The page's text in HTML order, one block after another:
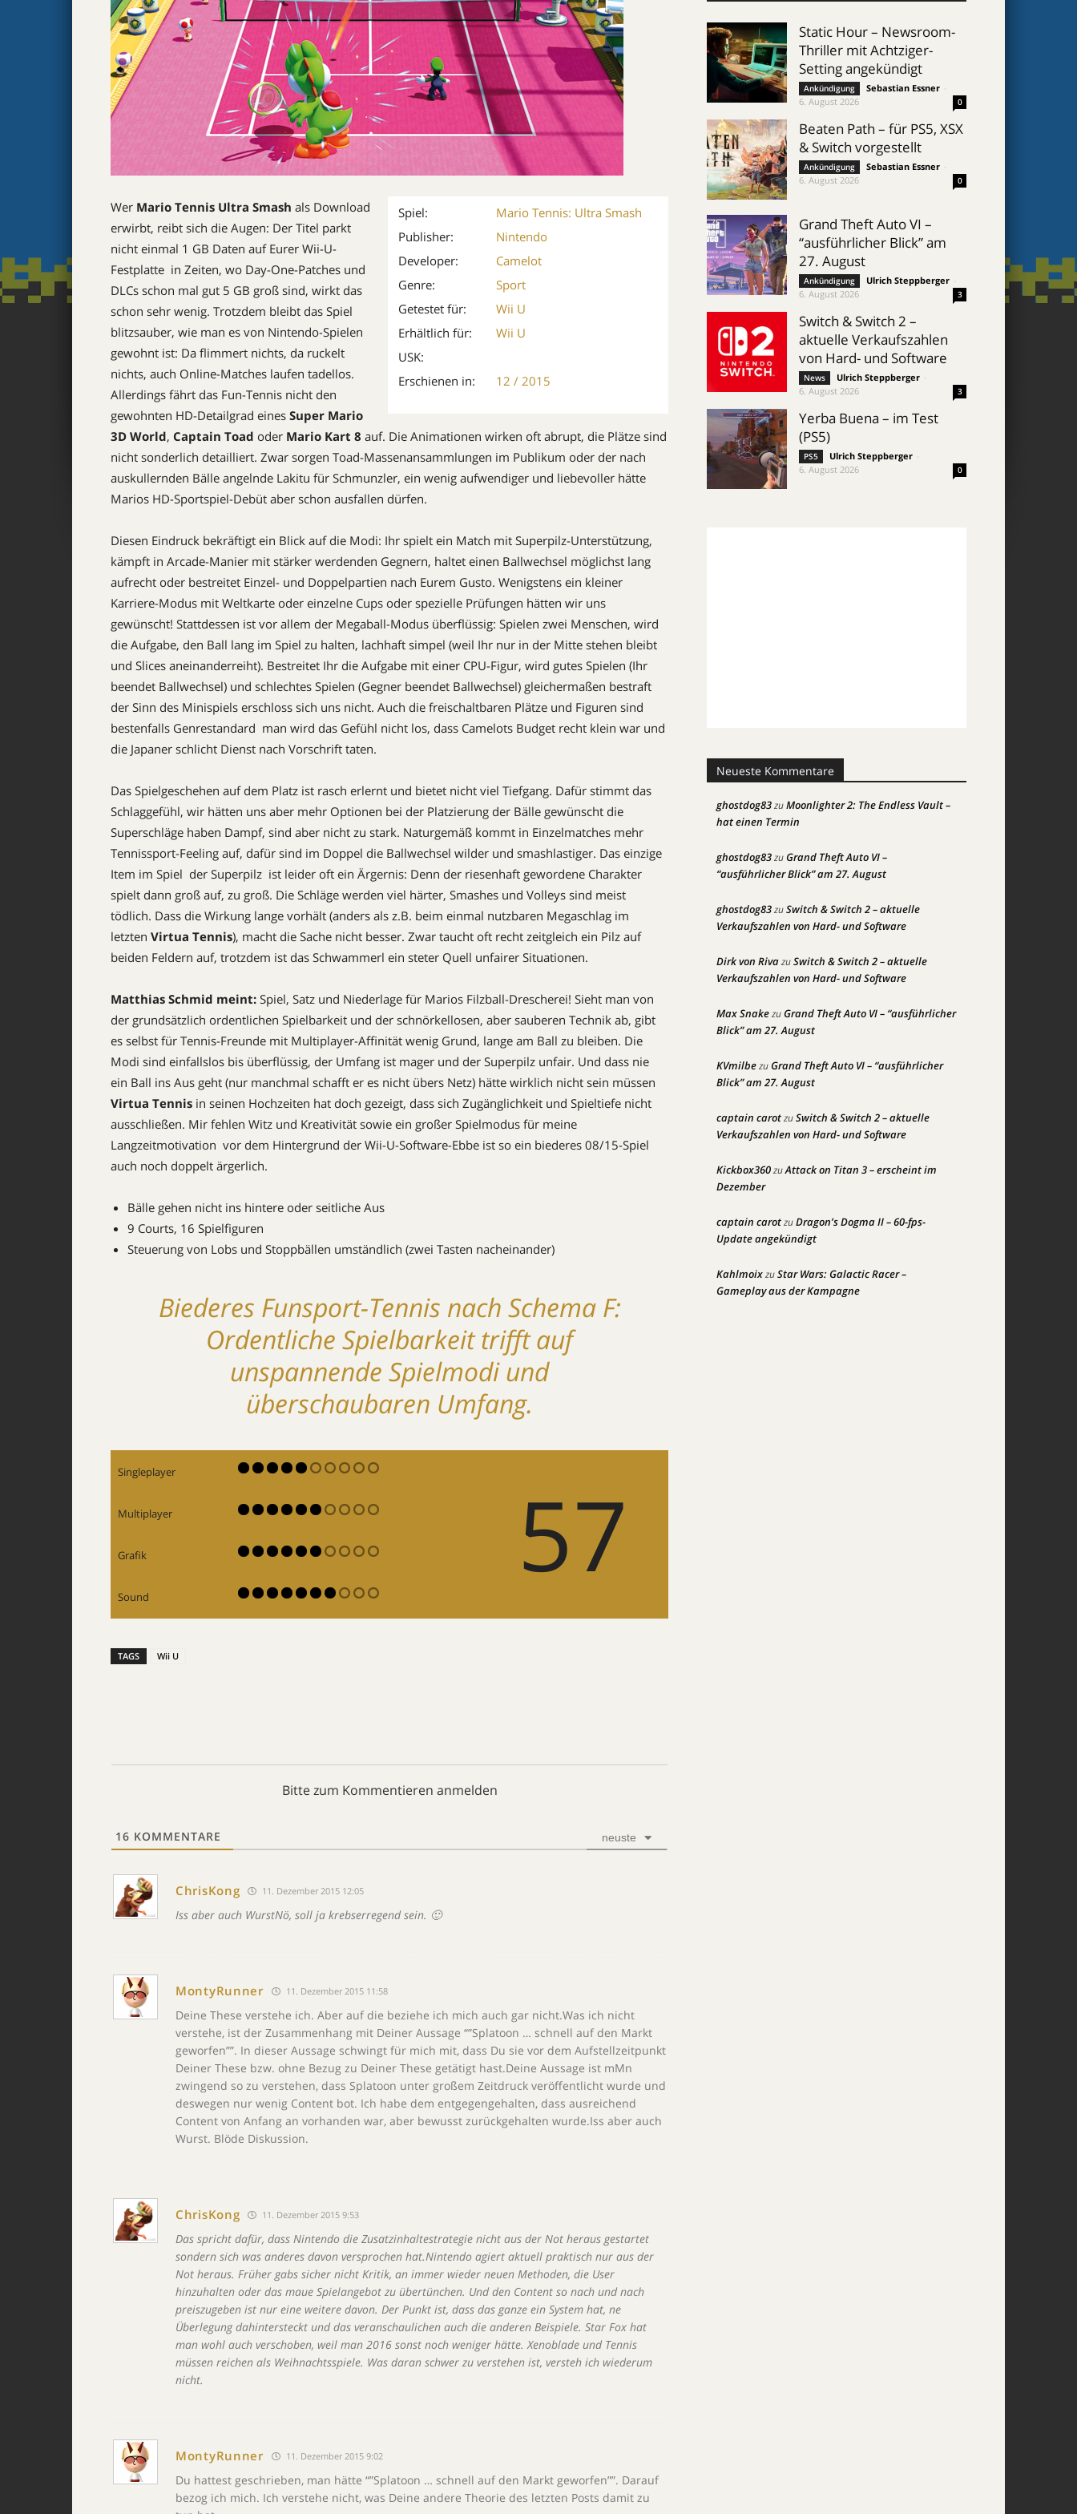
Spiel:
Mario Tennis: Ultra Smash
Publisher:
Nintendo
Developer:
Camelot
Genre:
Sport
Getestet für:
Wii U
Erhältlich für:
Wii U
USK:
Erschienen in:
12 / 2015
Wer Mario Tennis Ultra Smash als Download
erwirbt, reibt sich die Augen: Der Titel parkt
nicht einmal 1 GB Daten auf Eurer Wii-U-
Festplatte  in Zeiten, wo Day-One-Patches und
DLCs schon mal gut 5 GB groß sind, wirkt das
schon sehr wenig. Trotzdem bleibt das Spiel
blitzsauber, wie man es von Nintendo-Spielen
gewohnt ist: Da flimmert nichts, da ruckelt
nichts, auch Online-Matches laufen tadellos.
Allerdings fährt das Fun-Tennis nicht den
gewohnten HD-Detailgrad eines Super Mario
3D World, Captain Toad oder Mario Kart 8 auf. Die Animationen wirken oft abrupt, die Plätze sind
nicht sonderlich detailliert. Zwar sorgen Toad-Massenansammlungen im Publikum oder der nach
auskullernden Bälle angelnde Lakitu für Schmunzler, ein wenig aufwendiger und liebevoller hätte
Marios HD-Sportspiel-Debüt aber schon ausfallen dürfen.
Diesen Eindruck bekräftigt ein Blick auf die Modi: Ihr spielt ein Match mit Superpilz-Unterstützung,
kämpft in Arcade-Manier mit stärker werdenden Gegnern, haltet einen Ballwechsel möglichst lang
aufrecht oder bestreitet Einzel- und Doppelpartien nach Eurem Gusto. Wenigstens ein kleiner
Karriere-Modus mit Weltkarte oder einzelne Cups oder spezielle Prüfungen hätten wir uns
gewünscht! Stattdessen ist vor allem der Megaball-Modus überflüssig: Spielen zwei Menschen, wird
die Aufgabe, den Ball lang im Spiel zu halten, lachhaft simpel (weil Ihr nur in der Mitte stehen bleibt
und Slices aneinanderreiht). Bestreitet Ihr die Aufgabe mit einer CPU-Figur, wird gutes Spielen (Ihr
beendet Ballwechsel) und schlechtes Spielen (Gegner beendet Ballwechsel) gleichermaßen bestraft 
der Sinn des Minispiels erschloss sich uns nicht. Auch die freischaltbaren Plätze und Figuren sind
bestenfalls Genrestandard  man wird das Gefühl nicht los, dass Camelots Budget recht klein war und
die Japaner schlicht Dienst nach Vorschrift taten.
Das Spielgeschehen auf dem Platz ist rasch erlernt und bietet nicht viel Tiefgang. Dafür stimmt das
Schlaggefühl, wir hätten uns aber mehr Optionen bei der Platzierung der Bälle gewünscht die
Superschläge haben Dampf, sind aber nicht zu stark. Naturgemäß kommt in Einzelmatches mehr
Tennissport-Feeling auf, dafür sind im Doppel die Ballwechsel wilder und smashlastiger. Das einzige
Item im Spiel  der Superpilz  ist leider oft ein Ärgernis: Denn der riesenhaft gewordene Charakter
spielt dann groß auf, zu groß. Die Schläge werden viel härter, Smashes und Volleys sind meist
tödlich. Dass die Wirkung lange vorhält (anders als z.B. beim einmal nutzbaren Megaschlag im
letzten Virtua Tennis), macht die Sache nicht besser. Zwar taucht oft recht zeitgleich ein Pilz auf
beiden Feldern auf, trotzdem ist das Schwammerl ein steter Quell unfairer Situationen.
Matthias Schmid meint: Spiel, Satz und Niederlage für Marios Filzball-Drescherei! Sieht man von
der grundsätzlich ordentlichen Spielbarkeit und der schnörkellosen, aber sauberen Technik ab, gibt
es selbst für Tennis-Freunde mit Multiplayer-Affinität wenig Grund, lange am Ball zu bleiben. Die
Modi sind einfallslos bis überflüssig, der Umfang ist mager und der Superpilz unfair. Und dass nie
ein Ball ins Aus geht (nur manchmal schafft er es nicht übers Netz) hätte wirklich nicht sein müssen 
Virtua Tennis in seinen Hochzeiten hat doch gezeigt, dass sich Zugänglichkeit und Spieltiefe nicht
ausschließen. Mir fehlen Witz und Kreativität sowie ein großer Spielmodus für meine
Langzeitmotivation  vor dem Hintergrund der Wii-U-Software-Ebbe ist so ein biederes 08/15-Spiel
auch noch doppelt ärgerlich.
Bälle gehen nicht ins hintere oder seitliche Aus
9 Courts, 16 Spielfiguren
Steuerung von Lobs und Stoppbällen umständlich (zwei Tasten nacheinander)
Biederes Funsport-Tennis nach Schema F:
Ordentliche Spielbarkeit trifft auf
unspannende Spielmodi und
überschaubaren Umfang.
Singleplayer 57
Multiplayer
Grafik
Sound
TAGS Wii U
Bitte zum Kommentieren anmelden
16 KOMMENTARE neuste
ChrisKong 11. Dezember 2015 12:05
Iss aber auch WurstNö, soll ja krebserregend sein. 🙂
MontyRunner 11. Dezember 2015 11:58
Deine These verstehe ich. Aber auf die beziehe ich mich auch gar nicht.Was ich nicht
verstehe, ist der Zusammenhang mit Deiner Aussage “”Splatoon … schnell auf den Markt
geworfen””. In dieser Aussage schwingt für mich mit, dass Du sie vor dem Aufstellzeitpunkt
Deiner These bzw. ohne Bezug zu Deiner These getätigt hast.Deine Aussage ist mMn
zwingend so zu verstehen, dass Splatoon unter großem Zeitdruck veröffentlicht wurde und
deswegen nur wenig Content bot. Ich habe dem entgegengehalten, dass ausreichend
Content von Anfang an vorhanden war, aber bewusst zurückgehalten wurde.Iss aber auch
Wurst. Blöde Diskussion.
ChrisKong 11. Dezember 2015 9:53
Das spricht dafür, dass Nintendo die Zusatzinhaltestrategie nicht aus der Not heraus gestartet
sondern sich was anderes davon versprochen hat.Nintendo agiert aktuell praktisch nur aus der
Not heraus. Früher gabs sicher nicht Kritik, an immer wieder neuen Methoden, die User
hinzuhalten oder das maue Spielangebot zu übertünchen. Und den Content so nach und nach
preiszugeben ist nur eine weitere davon. Der Punkt ist, dass das ganze ein System hat, ne
Überlegung dahintersteckt und das veranschaulichen auch die anderen Beispiele. Star Fox hat
man wohl auch verschoben, weil man 2016 sonst noch weniger hätte. Xenoblade und Tennis
müssen reichen als Weihnachtsspiele. Was daran schwer zu verstehen ist, versteh ich wiederum
nicht.
MontyRunner 11. Dezember 2015 9:02
Du hattest geschrieben, man hätte “”Splatoon … schnell auf den Markt geworfen””. Darauf
bezog ich mich. Ich verstehe nicht, was Deine andere Theorie des letzten Posts damit zu
Static Hour – Newsroom-
Thriller mit Achtziger-
Setting angekündigt
Ankündigung Sebastian Essner
6. August 2026
0
Beaten Path – für PS5, XSX
& Switch vorgestellt
Ankündigung Sebastian Essner
6. August 2026
0
Grand Theft Auto VI –
“ausführlicher Blick” am
27. August
Ankündigung Ulrich Steppberger
6. August 2026
3
Switch & Switch 2 –
aktuelle Verkaufszahlen
von Hard- und Software
News Ulrich Steppberger
6. August 2026
3
Yerba Buena – im Test
(PS5)
PS5 Ulrich Steppberger
6. August 2026
0
Neueste Kommentare
ghostdog83zuMoonlighter 2: The Endless Vault –
hat einen Termin
ghostdog83zuGrand Theft Auto VI –
“ausführlicher Blick” am 27. August
ghostdog83zuSwitch & Switch 2 – aktuelle
Verkaufszahlen von Hard- und Software
Dirk von RivazuSwitch & Switch 2 – aktuelle
Verkaufszahlen von Hard- und Software
Max SnakezuGrand Theft Auto VI – “ausführlicher
Blick” am 27. August
KVmilbezuGrand Theft Auto VI – “ausführlicher
Blick” am 27. August
captain carotzuSwitch & Switch 2 – aktuelle
Verkaufszahlen von Hard- und Software
Kickbox360zuAttack on Titan 3 – erscheint im
Dezember
captain carotzuDragon’s Dogma II – 60-fps-
Update angekündigt
KahlmoixzuStar Wars: Galactic Racer –
Gameplay aus der Kampagne